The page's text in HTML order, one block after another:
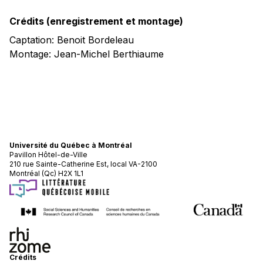
Crédits (enregistrement et montage)
Captation: Benoit Bordeleau
Montage: Jean-Michel Berthiaume
Université du Québec à Montréal
Pavillon Hôtel-de-Ville
210 rue Sainte-Catherine Est, local VA-2100
Montréal (Qc) H2X 1L1
Crédits